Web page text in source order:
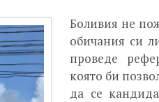
Боливия не
обичания си
проведе
която би
да се